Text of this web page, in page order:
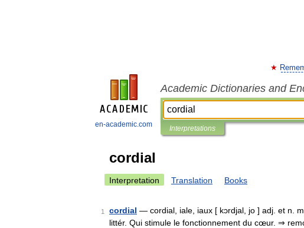
en-academic.com
Academic Dictionaries and
Interpretations
cordial
Interpretation Translation Books
1 cordial — cordial, iale, iaux [ kɔrdjal, jo ] adj. et n.
littér. Qui stimule le fonctionnement du cœur. ⇒